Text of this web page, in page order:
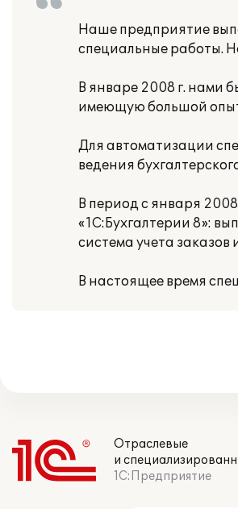
Наше предприятие
специальные работы.
В январе 2008 г. нами
имеющую большой
Для автоматизации
ведения
В период с января
«1С:Бухгалтерии 8»:
система учета
В настоящее время
Отраслевые
и
1С:Предприятие